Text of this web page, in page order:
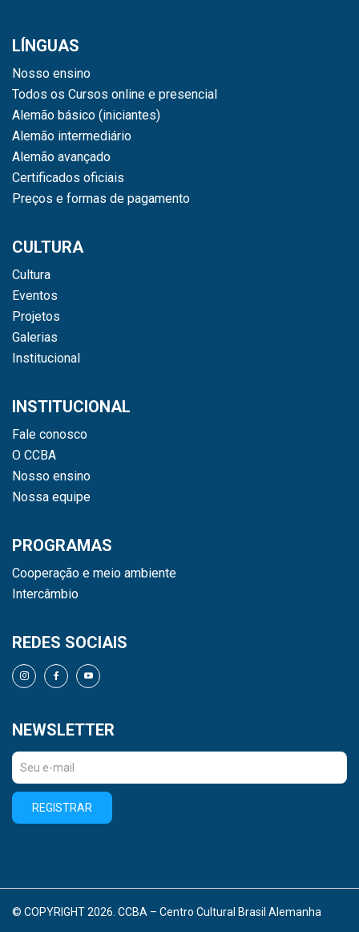
LÍNGUAS
Nosso ensino
Todos os Cursos online e presencial
Alemão básico (iniciantes)
Alemão intermediário
Alemão avançado
Certificados oficiais
Preços e formas de pagamento
CULTURA
Cultura
Eventos
Projetos
Galerias
Institucional
INSTITUCIONAL
Fale conosco
O CCBA
Nosso ensino
Nossa equipe
PROGRAMAS
Cooperação e meio ambiente
Intercâmbio
REDES SOCIAIS
NEWSLETTER
REGISTRAR
© COPYRIGHT 2026. CCBA – Centro Cultural Brasil Alemanha